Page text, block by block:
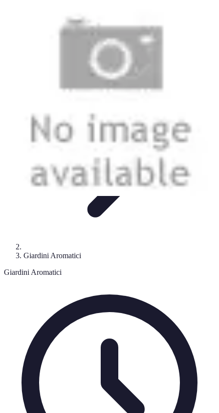
Giardinaggio Sostenibile Giardinaggio Aromatico
Coltivazione Piante e Cura
Giardini Aromatici
Giardini Aromatici